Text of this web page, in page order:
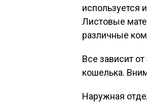
используется
Листовые
различные
Все зависит
кошелька.
Наружная